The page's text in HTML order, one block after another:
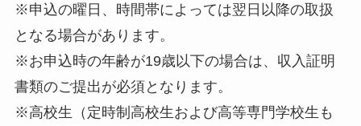
※申込の曜日、時間帯によっては翌日以降の取扱
となる場合があります。
※お申込時の年齢が19歳以下の場合は、収入証明
書類のご提出が必須となります。
※高校生（定時制高校生および高等専門学校生も